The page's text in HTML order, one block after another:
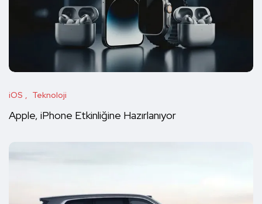
iOS Teknoloji
Apple, iPhone Etkinliğine Hazırlanıyor